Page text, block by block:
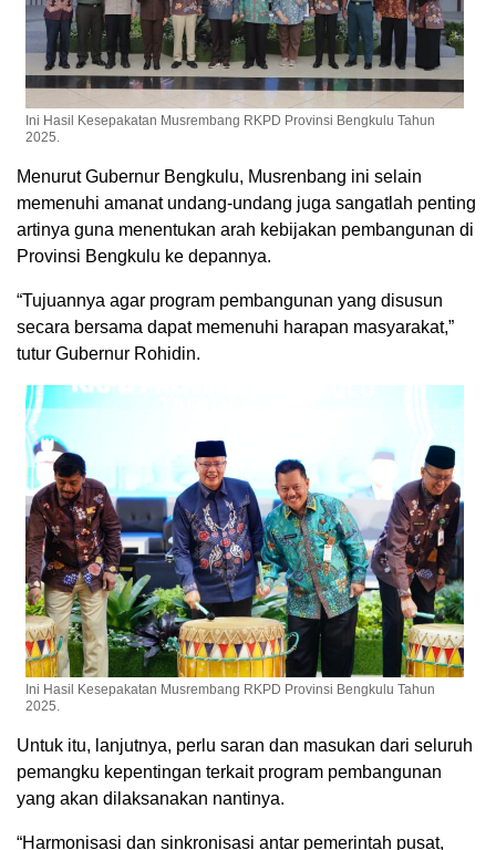
Ini Hasil Kesepakatan Musrembang RKPD Provinsi Bengkulu Tahun
2025.
Menurut Gubernur Bengkulu, Musrenbang ini selain
memenuhi amanat undang-undang juga sangatlah penting
artinya guna menentukan arah kebijakan pembangunan di
Provinsi Bengkulu ke depannya.
“Tujuannya agar program pembangunan yang disusun
secara bersama dapat memenuhi harapan masyarakat,”
tutur Gubernur Rohidin.
Ini Hasil Kesepakatan Musrembang RKPD Provinsi Bengkulu Tahun
2025.
Untuk itu, lanjutnya, perlu saran dan masukan dari seluruh
pemangku kepentingan terkait program pembangunan
yang akan dilaksanakan nantinya.
“Harmonisasi dan sinkronisasi antar pemerintah pusat,